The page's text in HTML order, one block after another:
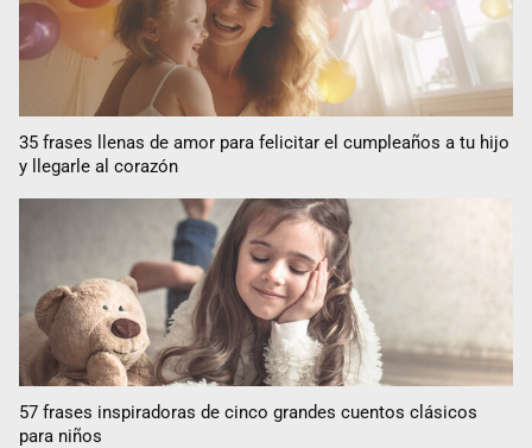
35 frases llenas de amor para felicitar el cumpleaños a tu hijo
y llegarle al corazón
57 frases inspiradoras de cinco grandes cuentos clásicos
para niños